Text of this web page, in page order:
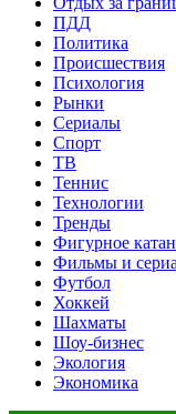
ПДД
Политика
Происшествия
Психология
Рынки
Сериалы
Спорт
ТВ
Теннис
Технологии
Тренды
Фигурное
Фильмы и
Футбол
Хоккей
Шахматы
Шоу-бизнес
Экология
Экономика